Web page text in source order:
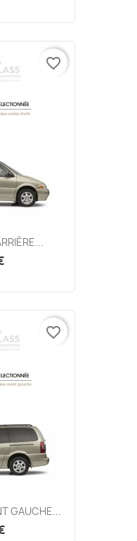
favorite_border
GAUCHE...
favorite_border